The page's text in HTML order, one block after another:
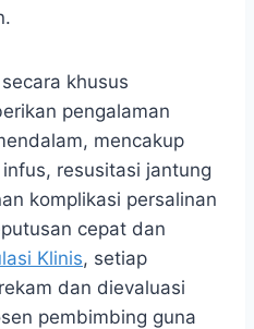
khusus
pengalaman
mencakup
resusitasi jantung
komplikasi persalinan
cepat dan
Klinis, setiap
dan dievaluasi
pembimbing guna